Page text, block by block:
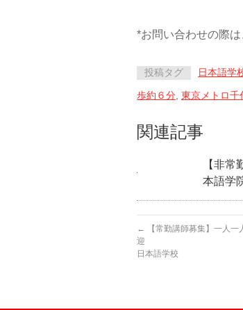
*お問い合わせの際
投稿タグ 日本語学
歩約６分, 東京メトロ千
関連記事
【非常
本語学
←
【常勤講師募集】一人一
迎 江戸カル
日本語学校